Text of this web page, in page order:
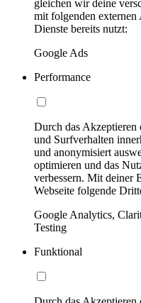
gleichen wir deine
mit folgenden externen
Dienste bereits nutzt:
Google Ads
Performance
Durch das
und Surfverhalten
und anonymisiert
optimieren und das
verbessern. Mit deiner
Webseite folgende
Google Analytics,
Testing
Funktional